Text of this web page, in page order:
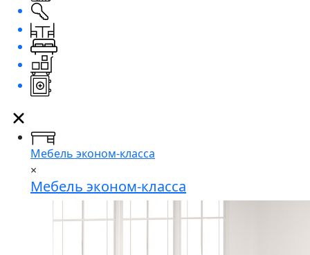
Мебель эконом-класса
×
Мебель эконом-класса